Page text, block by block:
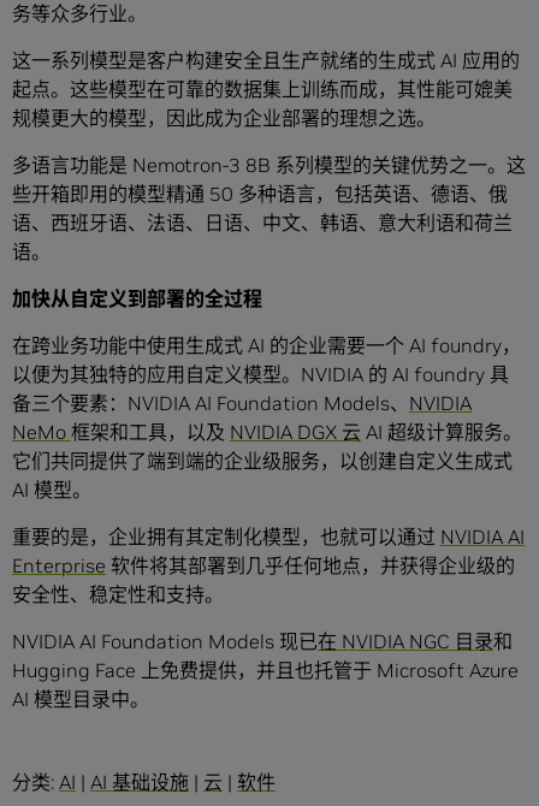
务等众多行业。
这一系列模型是客户构建安全且生产就绪的生成式 AI 应用的
起点。这些模型在可靠的数据集上训练而成，其性能可媲美
规模更大的模型，因此成为企业部署的理想之选。
多语言功能是 Nemotron-3 8B 系列模型的关键优势之一。这
些开箱即用的模型精通 50 多种语言，包括英语、德语、俄
语、西班牙语、法语、日语、中文、韩语、意大利语和荷兰
语。
加快从自定义到部署的全过程
在跨业务功能中使用生成式 AI 的企业需要一个 AI foundry，
以便为其独特的应用自定义模型。NVIDIA 的 AI foundry 具
备三个要素：NVIDIA AI Foundation Models、 NVIDIA
NeMo 框架和工具，以及 NVIDIA DGX 云 AI 超级计算服务。
它们共同提供了端到端的企业级服务，以创建自定义生成式
AI 模型。
重要的是，企业拥有其定制化模型，也就可以通过 NVIDIA AI
Enterprise 软件将其部署到几乎任何地点，并获得企业级的
安全性、稳定性和支持。
NVIDIA AI Foundation Models 现已在 NVIDIA NGC 目录和
Hugging Face 上免费提供，并且也托管于 Microsoft Azure
AI 模型目录中。
分类: AI | AI 基础设施 | 云 | 软件